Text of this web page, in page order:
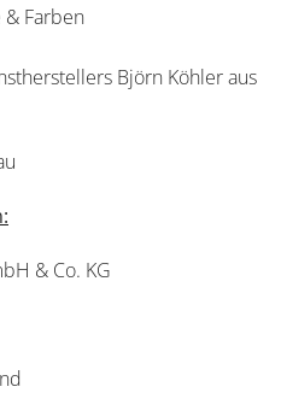
Farben
Björn Köhler aus
& Co. KG